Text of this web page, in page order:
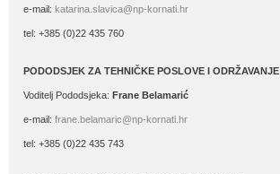
e-mail: katarina.slavica@np-kornati.hr
tel: +385 (0)22 435 760
PODODSJEK ZA TEHNIČKE POSLOVE I ODRŽAVANJE
Voditelj Pododsjeka: Frane Belamarić
e-mail: frane.belamaric@np-kornati.hr
tel: +385 (0)22 435 743